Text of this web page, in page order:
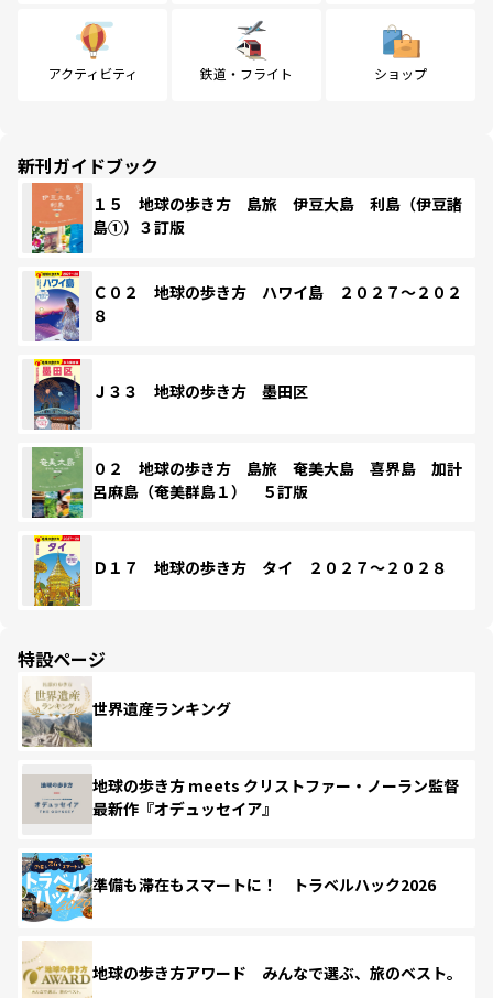
アクティビティ 鉄道・フライト ショップ
新刊ガイドブック
１５ 地球の歩き方 島旅 伊豆大島 利島（伊豆諸
島①）３訂版
Ｃ０２ 地球の歩き方 ハワイ島 ２０２７～２０２
８
Ｊ３３ 地球の歩き方 墨田区
０２ 地球の歩き方 島旅 奄美大島 喜界島 加計
呂麻島（奄美群島１） ５訂版
Ｄ１７ 地球の歩き方 タイ ２０２７～２０２８
特設ページ
世界遺産ランキング
地球の歩き方 meets クリストファー・ノーラン監督
最新作『オデュッセイア』
準備も滞在もスマートに！ トラベルハック2026
地球の歩き方アワード みんなで選ぶ、旅のベスト。